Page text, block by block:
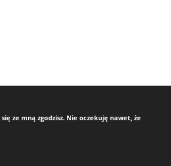
ze mną zgodzisz. Nie oczekuję nawet, że